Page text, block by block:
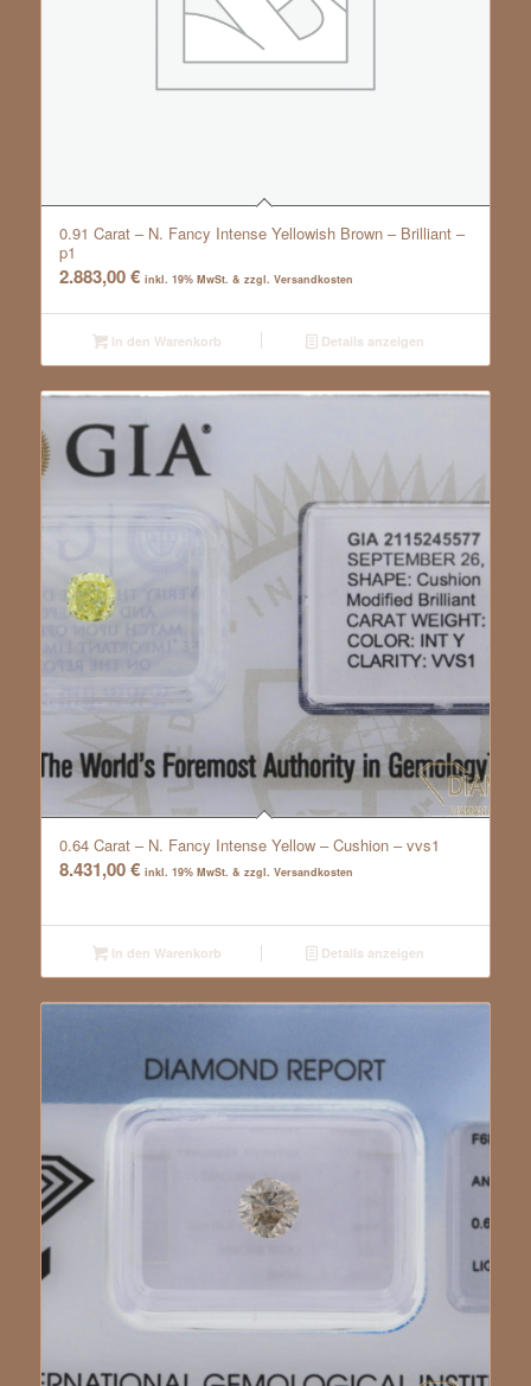
0.91 Carat – N. Fancy Intense Yellowish Brown – Brilliant –
p1
2.883,00€ inkl. 19% MwSt. & zzgl. Versandkosten
In den Warenkorb Details anzeigen
0.64 Carat – N. Fancy Intense Yellow – Cushion – vvs1
8.431,00€ inkl. 19% MwSt. & zzgl. Versandkosten
In den Warenkorb Details anzeigen